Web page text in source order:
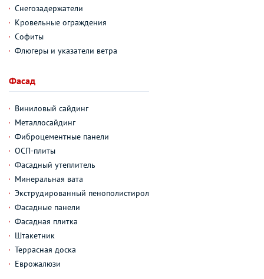
Снегозадержатели
Кровельные ограждения
Софиты
Флюгеры и указатели ветра
Фасад
Виниловый сайдинг
Металлосайдинг
Фиброцементные панели
ОСП-плиты
Фасадный утеплитель
Минеральная вата
Экструдированный пенополистирол
Фасадные панели
Фасадная плитка
Штакетник
Террасная доска
Еврожалюзи